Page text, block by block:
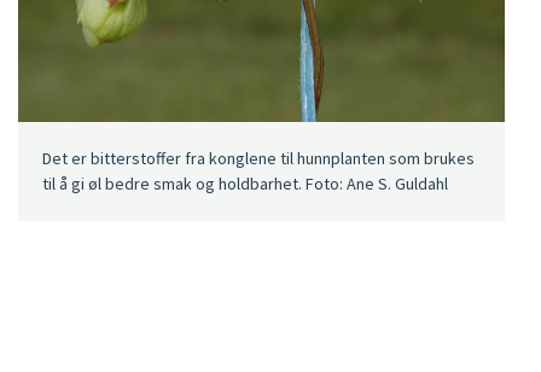
Det er bitterstoffer fra konglene til hunnplanten som brukes
til å gi øl bedre smak og holdbarhet. Foto: Ane S. Guldahl